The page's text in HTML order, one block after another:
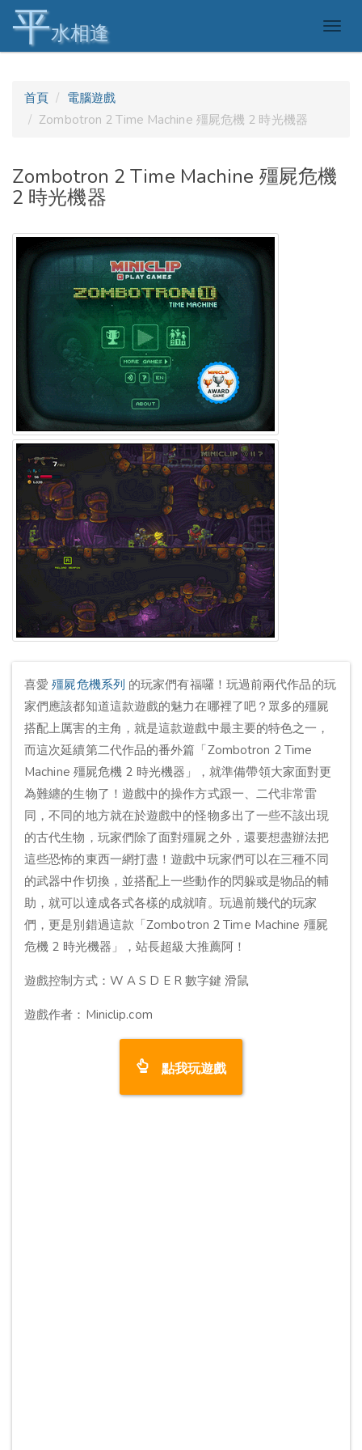
平水相逢
首頁
電腦遊戲
Zombotron 2 Time Machine 殭屍危機 2 時光機器
Zombotron 2 Time Machine 殭屍危機
2 時光機器
喜愛殭屍危機系列 的玩家們有福囉！玩過前兩代作品的玩
家們應該都知道這款遊戲的魅力在哪裡了吧？眾多的殭屍
搭配上厲害的主角，就是這款遊戲中最主要的特色之一，
而這次延續第二代作品的番外篇「Zombotron 2 Time
Machine 殭屍危機 2 時光機器」，就準備帶領大家面對更
為難纏的生物了！遊戲中的操作方式跟一、二代非常雷
同，不同的地方就在於遊戲中的怪物多出了一些不該出現
的古代生物，玩家們除了面對殭屍之外，還要想盡辦法把
這些恐怖的東西一網打盡！遊戲中玩家們可以在三種不同
的武器中作切換，並搭配上一些動作的閃躲或是物品的輔
助，就可以達成各式各樣的成就唷。玩過前幾代的玩家
們，更是別錯過這款「Zombotron 2 Time Machine 殭屍
危機 2 時光機器」，站長超級大推薦阿！
遊戲控制方式：W A S D E R 數字鍵 滑鼠
遊戲作者：Miniclip.com
點我玩遊戲